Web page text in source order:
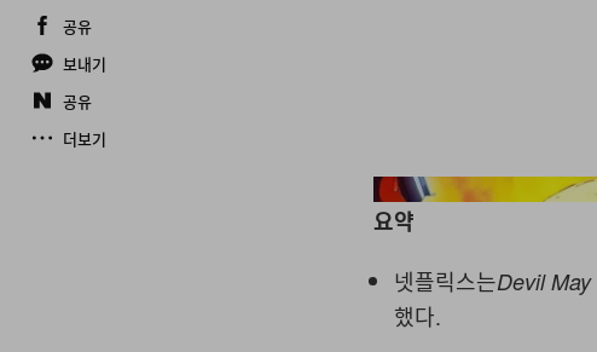
공유
보내기
공유
더보기
요약
넷플릭스는Devil
했다.